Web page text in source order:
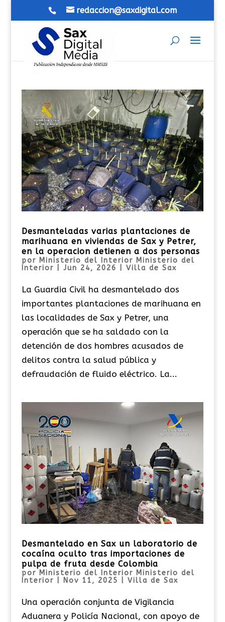
redaccion@saxdigital.com
Desmanteladas varias plantaciones de
marihuana en viviendas de Sax y Petrer,
en la operacion detienen a dos personas
por Ministerio del Interior Ministerio del
Interior
Jun 24, 2026 Villa de Sax
La Guardia Civil ha desmantelado dos
importantes plantaciones de marihuana en
las localidades de Sax y Petrer, una
operación que se ha saldado con la
detención de dos hombres acusados de
delitos contra la salud pública y
defraudación de fluido eléctrico. La...
Desmantelado en Sax un laboratorio de
cocaína oculto tras importaciones de
pulpa de fruta desde Colombia
por Ministerio del Interior Ministerio del
Interior
Nov 11, 2025 Villa de Sax
Una operación conjunta de Vigilancia
Aduanera y Policía Nacional, con apoyo de